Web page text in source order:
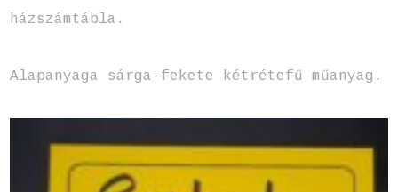
házszámtábla.
Alapanyaga sárga-fekete kétrétefű műanyag.